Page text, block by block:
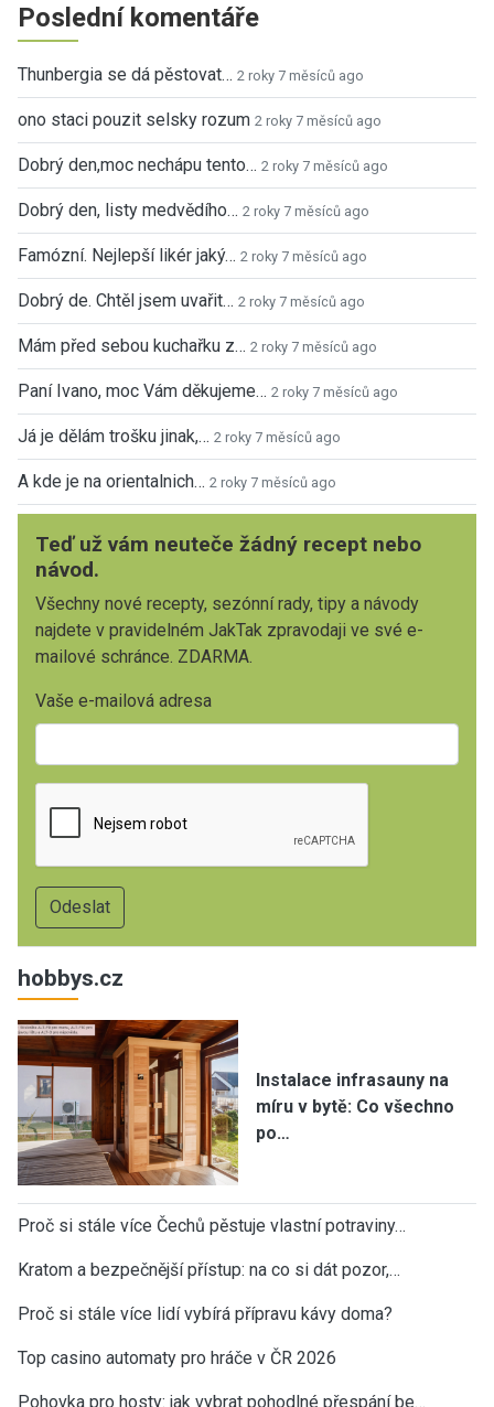
Poslední komentáře
Thunbergia se dá pěstovat… 2 roky 7 měsíců ago
ono staci pouzit selsky rozum 2 roky 7 měsíců ago
Dobrý den,moc nechápu tento… 2 roky 7 měsíců ago
Dobrý den, listy medvědího… 2 roky 7 měsíců ago
Famózní. Nejlepší likér jaký… 2 roky 7 měsíců ago
Dobrý de. Chtěl jsem uvařit… 2 roky 7 měsíců ago
Mám před sebou kuchařku z… 2 roky 7 měsíců ago
Paní Ivano, moc Vám děkujeme… 2 roky 7 měsíců ago
Já je dělám trošku jinak,… 2 roky 7 měsíců ago
A kde je na orientalnich… 2 roky 7 měsíců ago
Teď už vám neuteče žádný recept nebo
návod.
Všechny nové recepty, sezónní rady, tipy a návody
najdete v pravidelném JakTak zpravodaji ve své e-
mailové schránce. ZDARMA.
Vaše e-mailová adresa
hobbys.cz
Instalace infrasauny na
míru v bytě: Co všechno
po…
Proč si stále více Čechů pěstuje vlastní potraviny…
Kratom a bezpečnější přístup: na co si dát pozor,…
Proč si stále více lidí vybírá přípravu kávy doma?
Top casino automaty pro hráče v ČR 2026
Pohovka pro hosty: jak vybrat pohodlné přespání be…